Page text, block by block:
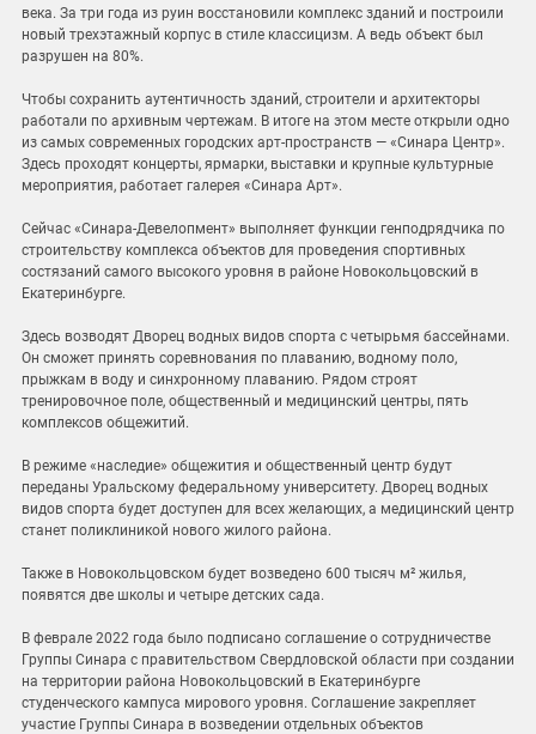
века. За три года из руин восстановили комплекс зданий и построили
новый трехэтажный корпус в стиле классицизм. А ведь объект был
разрушен на 80%.
Чтобы сохранить аутентичность зданий, строители и архитекторы
работали по архивным чертежам. В итоге на этом месте открыли одно
из самых современных городских арт-пространств — «Синара Центр».
Здесь проходят концерты, ярмарки, выставки и крупные культурные
мероприятия, работает галерея «Синара Арт».
Сейчас «Синара-Девелопмент» выполняет функции генподрядчика по
строительству комплекса объектов для проведения спортивных
состязаний самого высокого уровня в районе Новокольцовский в
Екатеринбурге.
Здесь возводят Дворец водных видов спорта с четырьмя бассейнами.
Он сможет принять соревнования по плаванию, водному поло,
прыжкам в воду и синхронному плаванию. Рядом строят
тренировочное поле, общественный и медицинский центры, пять
комплексов общежитий.
В режиме «наследие» общежития и общественный центр будут
переданы Уральскому федеральному университету. Дворец водных
видов спорта будет доступен для всех желающих, а медицинский центр
станет поликлиникой нового жилого района.
Также в Новокольцовском будет возведено 600 тысяч м² жилья,
появятся две школы и четыре детских сада.
В феврале 2022 года было подписано соглашение о сотрудничестве
Группы Синара с правительством Свердловской области при создании
на территории района Новокольцовский в Екатеринбурге
студенческого кампуса мирового уровня. Соглашение закрепляет
участие Группы Синара в возведении отдельных объектов